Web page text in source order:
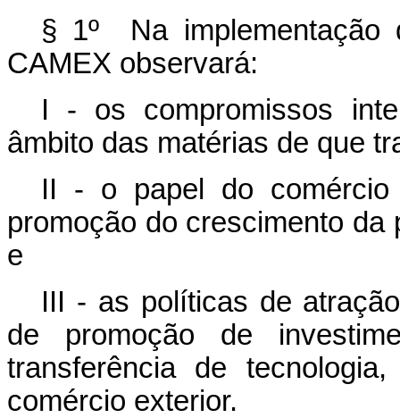
§ 1º Na implementação
CAMEX observará:
I - os compromissos
âmbito das matérias de que
II - o papel do comércio
promoção do crescimento da
e
III - as políticas de
de promoção de
transferência de
comércio exterior.